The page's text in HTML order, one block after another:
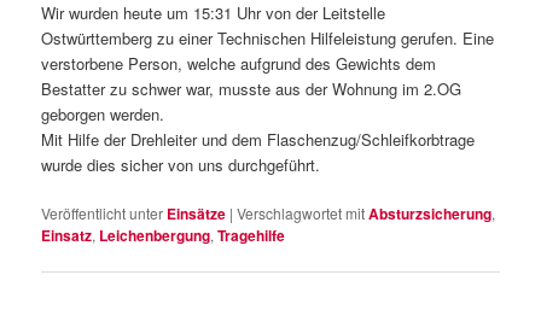
Wir wurden heute um 15:31 Uhr von der Leitstelle
Ostwürttemberg zu einer Technischen Hilfeleistung gerufen. Eine
verstorbene Person, welche aufgrund des Gewichts dem
Bestatter zu schwer war, musste aus der Wohnung im 2.OG
geborgen werden.
Mit Hilfe der Drehleiter und dem Flaschenzug/Schleifkorbtrage
wurde dies sicher von uns durchgeführt.
Veröffentlicht unter Einsätze |Verschlagwortet mitAbsturzsicherung,
Einsatz, Leichenbergung,Tragehilfe